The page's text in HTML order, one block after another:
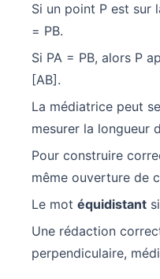
Si un point P est sur
= PB.
Si PA = PB, alors P
[AB].
La médiatrice peut
mesurer la longueur
Pour construire
même ouverture de
Le mot équidistant
Une rédaction
perpendiculaire,